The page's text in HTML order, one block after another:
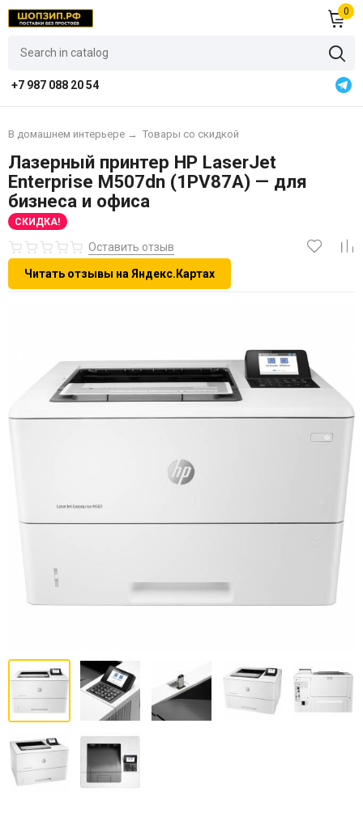
0
+7 987 088 20 54
В домашнем интерьере → Товары со скидкой
Лазерный принтер HP LaserJet
Enterprise M507dn (1PV87A) — для
бизнеса и офиса
СКИДКА!
Оставить отзыв
Читать отзывы на Яндекс.Картах